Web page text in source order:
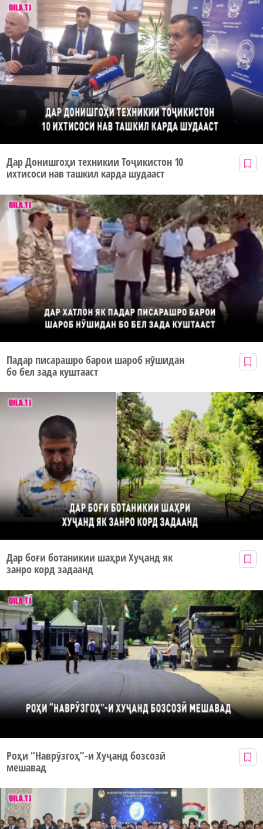
Дар Донишгоҳи техникии Тоҷикистон 10
ихтисоси нав ташкил карда шудааст
Падар писарашро барои шароб нӯшидан
бо бел зада куштааст
Дар боғи ботаникии шаҳри Хуҷанд як
занро корд задаанд
Роҳи “Наврӯзгоҳ”-и Хуҷанд бозсозӣ
мешавад